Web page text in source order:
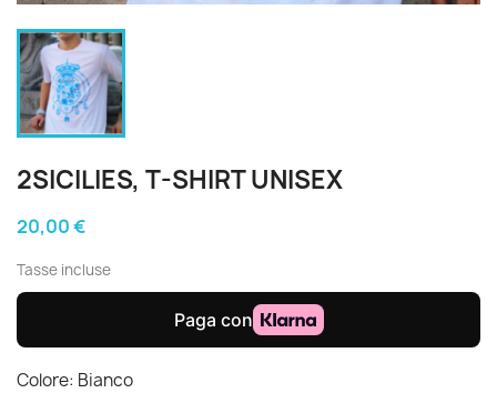
2SICILIES, T-SHIRT UNISEX
20,00 €
Tasse incluse
Colore: Bianco